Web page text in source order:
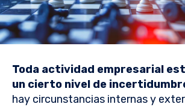
Toda actividad empresarial
un cierto nivel de
hay circunstancias internas y